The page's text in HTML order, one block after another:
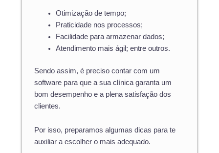
Otimização de tempo;
Praticidade nos processos;
Facilidade para armazenar dados;
Atendimento mais ágil; entre outros.
Sendo assim, é preciso contar com um
software para que a sua clínica garanta um
bom desempenho e a plena satisfação dos
clientes.
Por isso, preparamos algumas dicas para te
auxiliar a escolher o mais adequado.